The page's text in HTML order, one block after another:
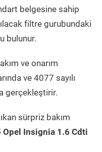
belgesine sahip
filtre gurubundaki
bulunur.
ve onarım
ve 4077 sayılı
gerçekleştirir.
sürpriz bakım
Opel Insignia 1.6 Cdti